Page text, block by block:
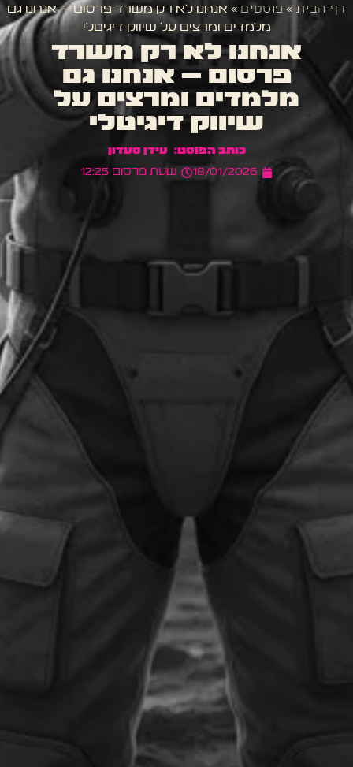
דף הבית » פוסטים » אנחנו לא רק משרד פרסום – אנחנו גם
מלמדים ומרצים על שיווק דיגיטלי
אנחנו לא רק משרד
פרסום – אנחנו גם
מלמדים ומרצים על
שיווק דיגיטלי
עידן סעדון
18/01/2026 שעת פרסום 12:25